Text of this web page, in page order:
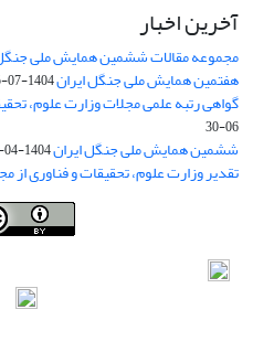
آخرین اخبار
مجموعه مقالات ششمین همایش ملی
هفتمین همایش ملی جنگل ایران1404-07-15
گواهی رتبه علمی مجلات وزارت علوم،
06-30
ششمین همایش ملی جنگل ایران1404-04-31
تقدیر وزارت علوم، تحقیقات و فناوری از